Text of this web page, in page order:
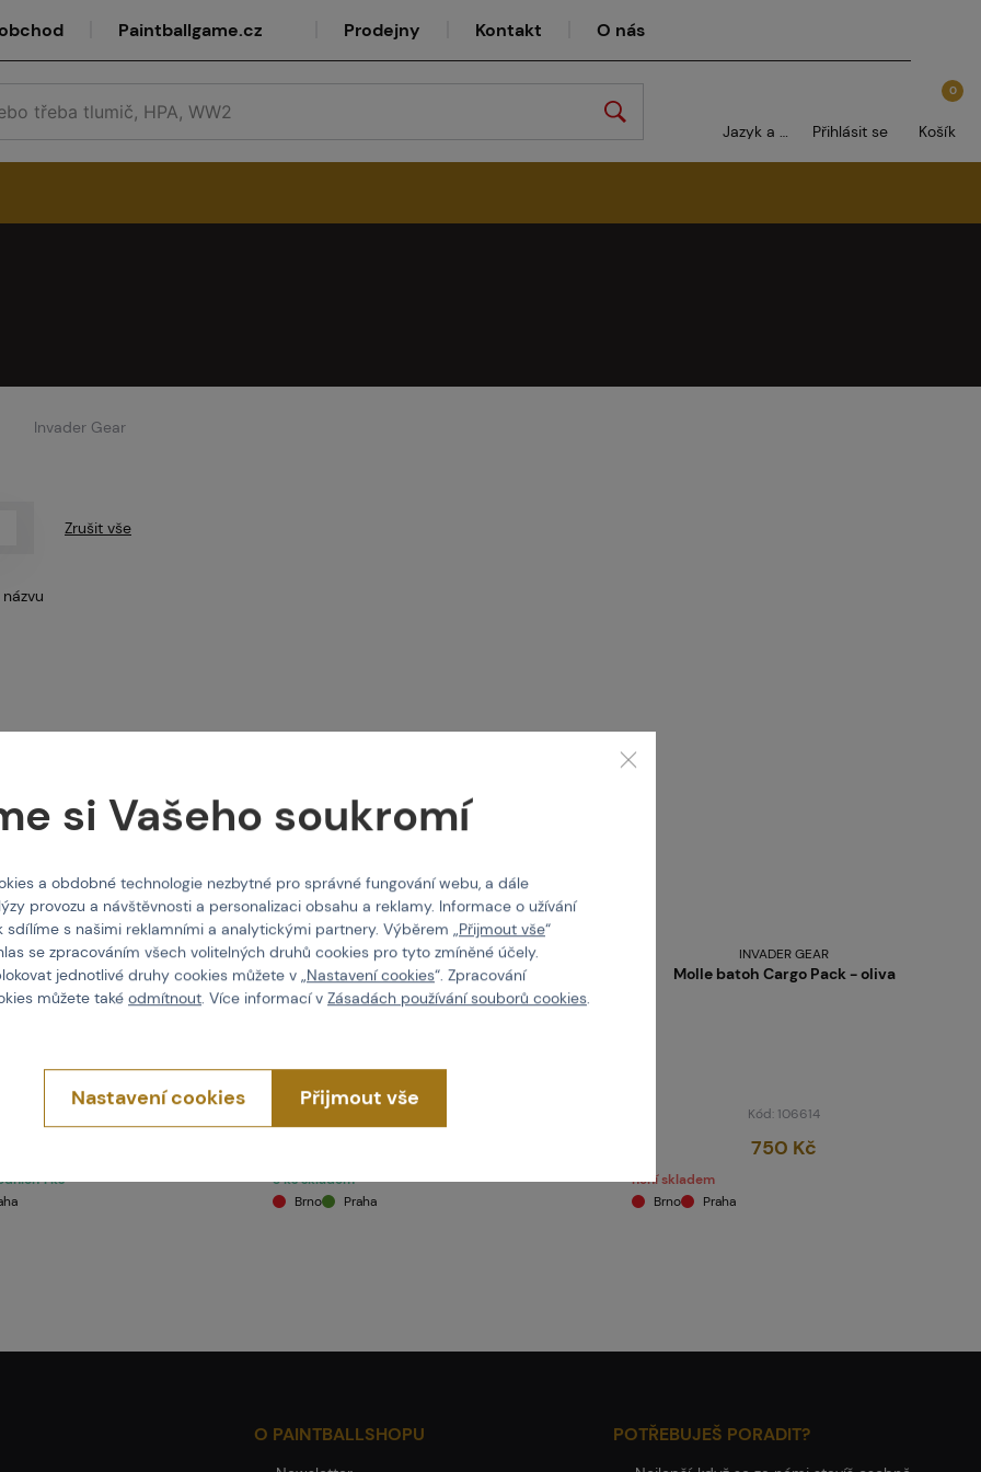
Paintballgame.cz Prodejny Kontakt O nás
Jazyk a měna Přihlásit se
0
Košík
Invader Gear
Zrušit vše
INVADER GEAR
Cargo Pack - tan
750 Kč
Koupit
1 ks
INVADER GEAR
Molle batoh Cargo Pack - černá
750 Kč
Koupit
3 ks skladem
Brno
Praha
INVADER GEAR
Molle batoh Cargo Pack - oliva
Kód: 106614
750 Kč
není skladem
Brno
Praha
O PAINTBALLSHOPU POTŘEBUJEŠ PORADIT?
si Vašeho soukromí
a obdobné technologie nezbytné pro správné fungování webu, a dále
provozu a návštěvnosti a personalizaci obsahu a reklamy. Informace o užívání
sdílíme s našimi reklamními a analytickými partnery. Výběrem „Přijmout vše“
se zpracováním všech volitelných druhů cookies pro tyto zmíněné účely.
jednotlivé druhy cookies můžete v „Nastavení cookies“. Zpracování
můžete také odmítnout. Více informací v Zásadách používání souborů cookies.
Nastavení cookies Přijmout vše